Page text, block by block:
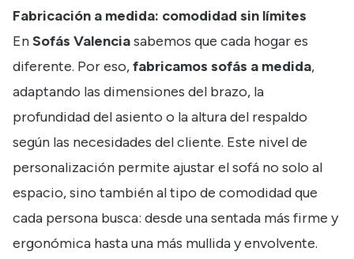
Fabricación a medida: comodidad sin límites
EnSofás Valenciasabemos que cada hogar es
diferente. Por eso,fabricamos sofás a medida,
adaptando las dimensiones del brazo, la
profundidad del asiento o la altura del respaldo
según las necesidades del cliente. Este nivel de
personalización permite ajustar el sofá no solo al
espacio, sino también al tipo de comodidad que
cada persona busca: desde una sentada más firme y
ergonómica hasta una más mullida y envolvente.